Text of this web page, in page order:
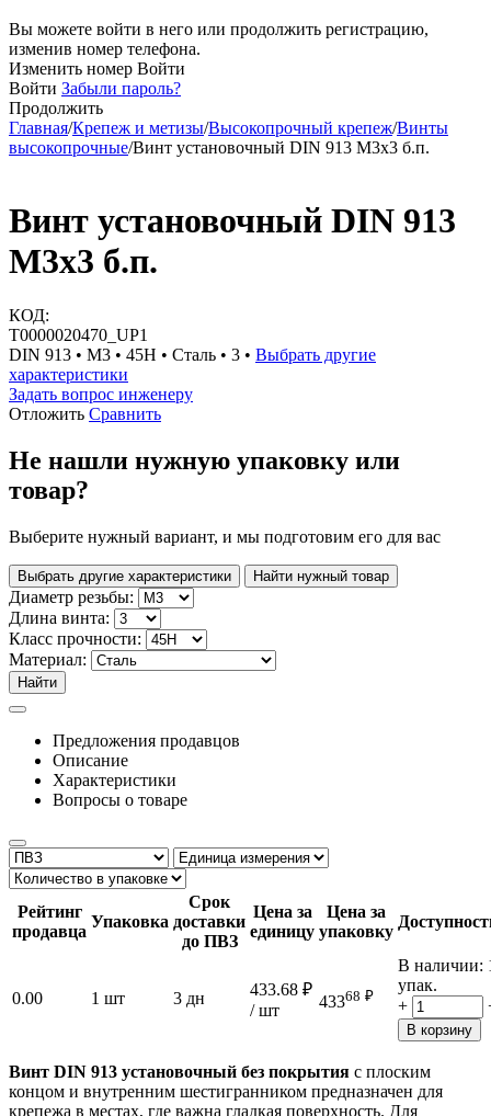
Вы можете войти в него или продолжить регистрацию,
изменив номер телефона.
Изменить номер Войти
Войти Забыли пароль?
Продолжить
Главная/Крепеж и метизы/Высокопрочный крепеж/Винты
высокопрочные/Винт установочный DIN 913 М3х3 б.п.
Винт установочный DIN 913
М3х3 б.п.
КОД:
Т0000020470_UP1
DIN 913 • М3 • 45H • Сталь • 3 • Выбрать другие
характеристики
Задать вопрос инженеру
Отложить Сравнить
Не нашли нужную упаковку или
товар?
Выберите нужный вариант, и мы подготовим его для вас
Выбрать другие характеристики Найти нужный товар
Диаметр резьбы:
Длина винта:
Класс прочности:
Материал:
Найти
Предложения продавцов
Описание
Характеристики
Вопросы о товаре
Рейтинг
продавца
Упаковка
Срок
доставки
до ПВЗ
Цена за
единицу
Цена за
упаковку
0.00 1 шт 3 дн 433.68 ₽
/ шт
43368 ₽
В наличии:
упак.
+
В корзину
Винт DIN 913 установочный без покрытия с плоским
концом и внутренним шестигранником предназначен для
крепежа в местах, где важна гладкая поверхность. Для